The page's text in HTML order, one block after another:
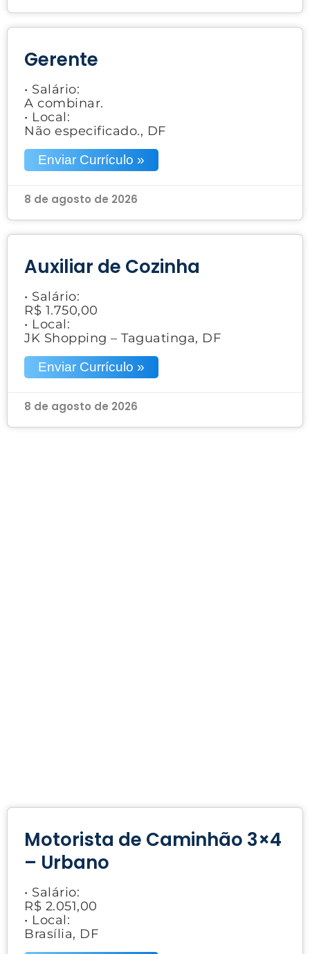
Gerente
• Salário:
A combinar.
• Local:
Não especificado., DF
Enviar Currículo »
8 de agosto de 2026
Auxiliar de Cozinha
• Salário:
R$ 1.750,00
• Local:
JK Shopping – Taguatinga, DF
Enviar Currículo »
8 de agosto de 2026
Motorista de Caminhão 3×4
– Urbano
• Salário:
R$ 2.051,00
• Local:
Brasília, DF